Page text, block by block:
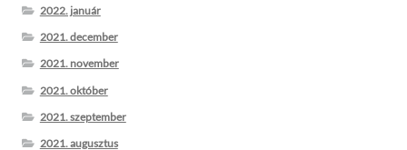
2022. január
2021. december
2021. november
2021. október
2021. szeptember
2021. augusztus